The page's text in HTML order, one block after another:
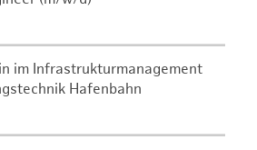
im Infrastrukturmanagement
Hafenbahn